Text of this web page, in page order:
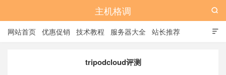
主机格调

网站首页 优惠促销 技术教程 服务器大全 站长推荐

tripodcloud评测